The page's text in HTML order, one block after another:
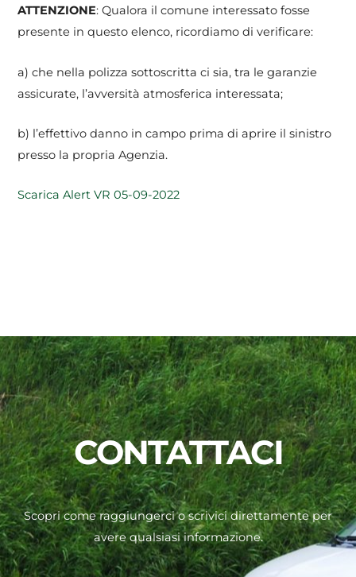
ATTENZIONE: Qualora il comune interessato fosse
presente in questo elenco, ricordiamo di verificare:
a) che nella polizza sottoscritta ci sia, tra le garanzie
assicurate, l’avversità atmosferica interessata;
b) l’effettivo danno in campo prima di aprire il sinistro
presso la propria Agenzia.
Scarica Alert VR 05-09-2022
CONTATTACI
Scopri come raggiungerci o scrivici direttamente per
avere qualsiasi informazione.